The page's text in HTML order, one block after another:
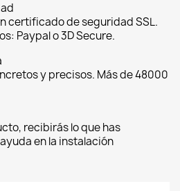
certificado de seguridad SSL.
Paypal o 3D Secure.
y precisos. Más de 48000
recibirás lo que has
en la instalación